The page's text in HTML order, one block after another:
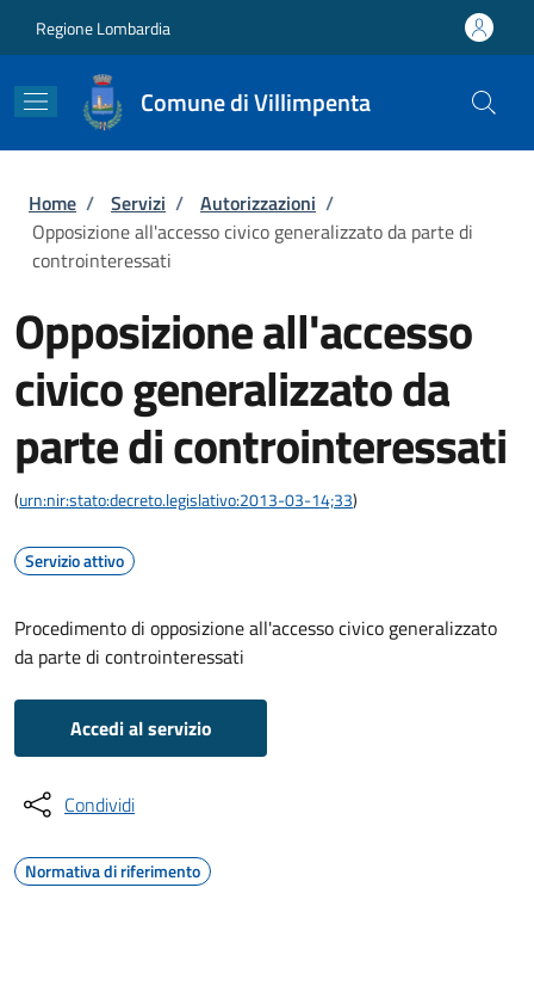
Regione Lombardia
Comune di Villimpenta
Briciole di pane
Home / Servizi / Autorizzazioni /
Opposizione all'accesso civico generalizzato da parte di
controinteressati
Opposizione all'accesso
civico generalizzato da
parte di controinteressati
(urn:nir:stato:decreto.legislativo:2013-03-14;33)
Servizio attivo
Procedimento di opposizione all'accesso civico generalizzato
da parte di controinteressati
Accedi al servizio
Condividi
Normativa di riferimento